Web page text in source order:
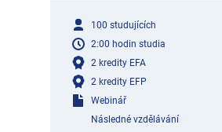
100 studujících
2:00 hodin studia
2 kredity EFA
2 kredity EFP
Webinář
Následné vzdělávání